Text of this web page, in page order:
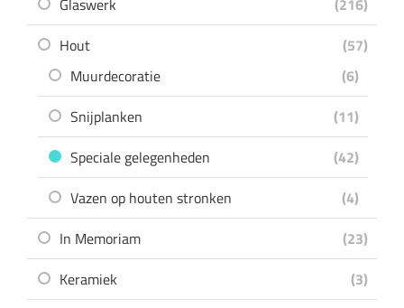
Glaswerk
(216)
Hout
(57)
Muurdecoratie
(6)
Snijplanken
(11)
Speciale gelegenheden
(42)
Vazen op houten stronken
(4)
In Memoriam
(23)
Keramiek
(3)